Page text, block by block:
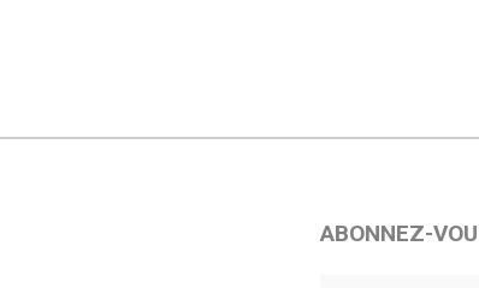
ABONNEZ-